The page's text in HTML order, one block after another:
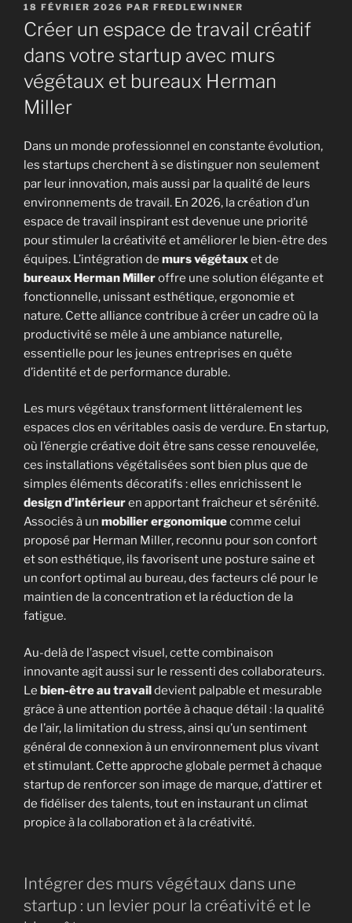
PUBLIÉ
LE
18 FÉVRIER 2026 PAR FREDLEWINNER
Créer un espace de travail créatif
dans votre startup avec murs
végétaux et bureaux Herman
Miller
Dans un monde professionnel en constante évolution,
les startups cherchent à se distinguer non seulement
par leur innovation, mais aussi par la qualité de leurs
environnements de travail. En 2026, la création d’un
espace de travail inspirant est devenue une priorité
pour stimuler la créativité et améliorer le bien-être des
équipes. L’intégration de murs végétauxet de
bureaux Herman Milleroffre une solution élégante et
fonctionnelle, unissant esthétique, ergonomie et
nature. Cette alliance contribue à créer un cadre où la
productivité se mêle à une ambiance naturelle,
essentielle pour les jeunes entreprises en quête
d’identité et de performance durable.
Les murs végétaux transforment littéralement les
espaces clos en véritables oasis de verdure. En startup,
où l’énergie créative doit être sans cesse renouvelée,
ces installations végétalisées sont bien plus que de
simples éléments décoratifs : elles enrichissent le
design d’intérieuren apportant fraîcheur et sérénité.
Associés à un mobilier ergonomiquecomme celui
proposé par Herman Miller, reconnu pour son confort
et son esthétique, ils favorisent une posture saine et
un confort optimal au bureau, des facteurs clé pour le
maintien de la concentration et la réduction de la
fatigue.
Au-delà de l’aspect visuel, cette combinaison
innovante agit aussi sur le ressenti des collaborateurs.
Le bien-être au travaildevient palpable et mesurable
grâce à une attention portée à chaque détail : la qualité
de l’air, la limitation du stress, ainsi qu’un sentiment
général de connexion à un environnement plus vivant
et stimulant. Cette approche globale permet à chaque
startup de renforcer son image de marque, d’attirer et
de fidéliser des talents, tout en instaurant un climat
propice à la collaboration et à la créativité.
Intégrer des murs végétaux dans une
startup : un levier pour la créativité et le